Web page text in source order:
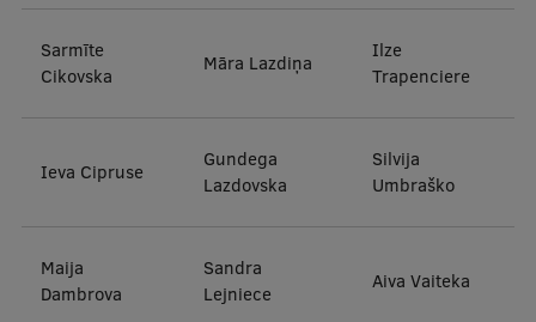
Foreign delegation requests
Sarmīte
Cikovska
Māra Lazdiņa
Ilze
Trapenciere
Ieva Cipruse
Gundega
Lazdovska
Silvija
Umbraško
Maija
Dambrova
Sandra
Lejniece
Aiva Vaiteka